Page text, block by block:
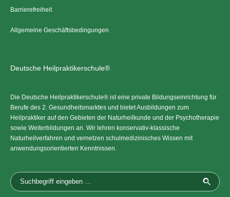
Barrierefreiheit
Allgemeine Geschäftsbedingungen
Deutsche Heilpraktikerschule®
Die Deutsche Heilpraktikerschule® ist eine private Bildungseinrichtung für
Berufe des 2. Gesundheitsmarktes und bietet Ausbildungen zum
Heilpraktiker auf den Gebieten der Naturheilkunde und der Psychotherapie
sowie Weiterbildungen an. Wir lehren konservativ-klassische
Naturheilverfahren und vernetzen schulmedizinisches Wissen mit
anwendungsorientierten Kenntnissen.